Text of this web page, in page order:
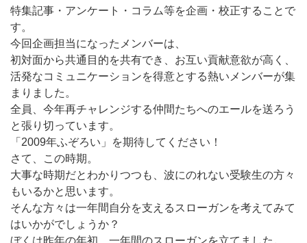
特集記事・アンケート・コラム等を企画・校正することで
す。
今回企画担当になったメンバーは、
初対面から共通目的を共有でき、お互い貢献意欲が高く、
活発なコミュニケーションを得意とする熱いメンバーが集
まりました。
全員、今年再チャレンジする仲間たちへのエールを送ろう
と張り切っています。
「2009年ふぞろい」を期待してください！
さて、この時期。
大事な時期だとわかりつつも、波にのれない受験生の方々
もいるかと思います。
そんな方々は一年間自分を支えるスローガンを考えてみて
はいかがでしょうか？
ぼくは昨年の年初、一年間のスローガンを立てました。